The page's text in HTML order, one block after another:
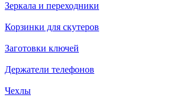
Зеркала и переходники
Корзинки для скутеров
Заготовки ключей
Держатели телефонов
Чехлы